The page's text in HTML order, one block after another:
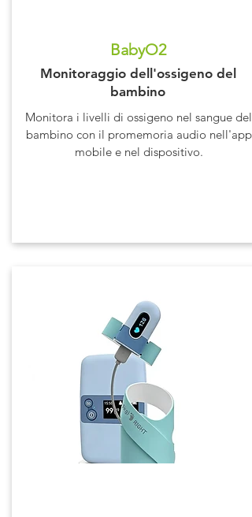
BabyO2
Monitoraggio dell'ossigeno del
bambino
Monitora i livelli di ossigeno nel sangue del
bambino con il promemoria audio nell'app
mobile e nel dispositivo.